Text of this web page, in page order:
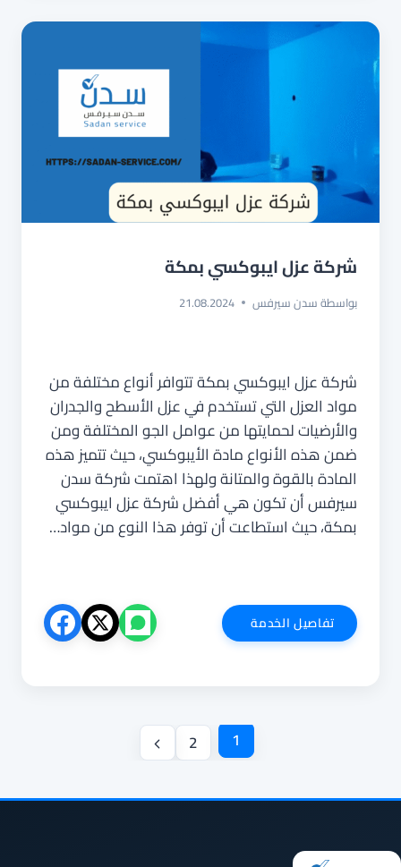
شركة عزل ايبوكسي بمكة
بواسطةسدن سيرفس 21.08.2024
شركة عزل ايبوكسي بمكة تتوافر أنواع مختلفة من
مواد العزل التي تستخدم في عزل الأسطح والجدران
والأرضيات لحمايتها من عوامل الجو المختلفة ومن
ضمن هذه الأنواع مادة الأيبوكسي، حيث تتميز هذه
المادة بالقوة والمتانة ولهذا اهتمت شركة سدن
سيرفس أن تكون هي أفضل شركة عزل ايبوكسي
بمكة، حيث استطاعت أن توفر هذا النوع من مواد…
تفاصيل الخدمةشركة
عزل
1
2
الصفحة
التالية